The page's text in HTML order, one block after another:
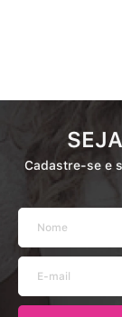
Cadastre-se e